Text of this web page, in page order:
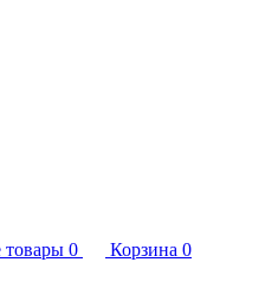
товары 0 Корзина 0